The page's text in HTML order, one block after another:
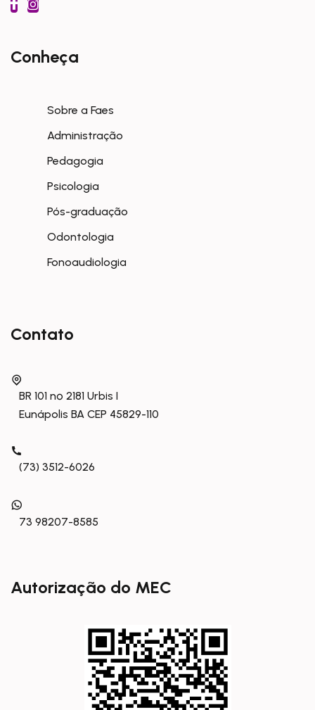
Conheça
Sobre a Faes
Administração
Pedagogia
Psicologia
Pós-graduação
Odontologia
Fonoaudiologia
Contato
BR 101 nº 2181 Urbis I
Eunápolis BA CEP 45829-110
(73) 3512-6026
73 98207-8585
Autorização do MEC